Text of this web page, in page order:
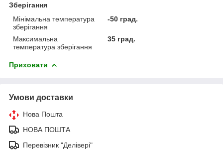
Зберігання
Мінімальна температура
зберігання
-50 град.
Максимальна
температура зберігання
35 град.
Приховати
Умови доставки
Нова Пошта
НОВА ПОШТА
Перевізник "Делівері"